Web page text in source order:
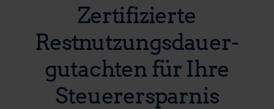
Zertifizierte
Restnutzungsdauer­
gutachten für Ihre
Steuerersparnis